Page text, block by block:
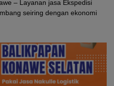
– Layanan jasa Ekspedisi
seiring dengan ekonomi